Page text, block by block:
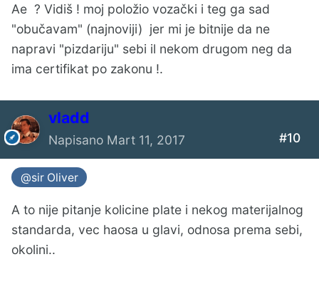
Ae ? Vidiš ! moj položio vozački i teg ga sad
"obučavam" (najnoviji) jer mi je bitnije da ne
napravi "pizdariju" sebi il nekom drugom neg da
ima certifikat po zakonu !.
vladd
Napisano Mart 11, 2017 #10
@sir Oliver
A to nije pitanje kolicine plate i nekog materijalnog
standarda, vec haosa u glavi, odnosa prema sebi,
okolini..